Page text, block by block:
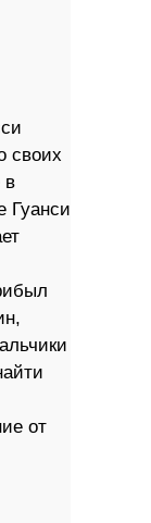
своих
в
Гуанси
от